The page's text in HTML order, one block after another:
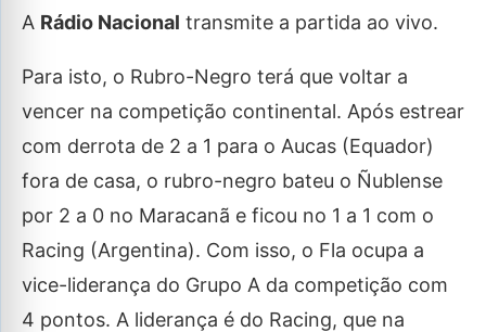
A Rádio Nacional transmite a partida ao vivo.
Para isto, o Rubro-Negro terá que voltar a
vencer na competição continental. Após estrear
com derrota de 2 a 1 para o Aucas (Equador)
fora de casa, o rubro-negro bateu o Ñublense
por 2 a 0 no Maracanã e ficou no 1 a 1 com o
Racing (Argentina). Com isso, o Fla ocupa a
vice-liderança do Grupo A da competição com
4 pontos. A liderança é do Racing, que na